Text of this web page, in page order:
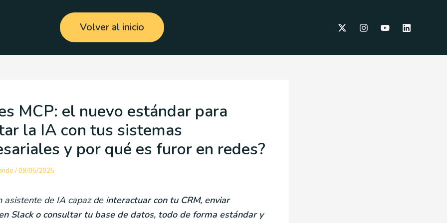
Volver al inicio
MCP: el nuevo estándar para
la IA con tus sistemas
y por qué es furor en redes?
/09/05/2025
asistente de IA capaz de interactuar con tu CRM, enviar
Slack o consultar tu base de datos, todo de forma estándar y